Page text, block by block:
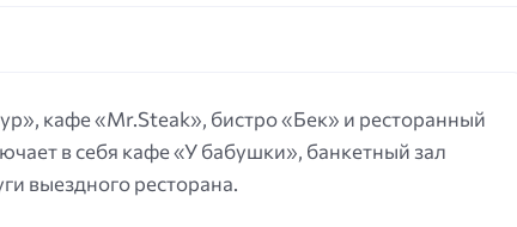
кафе «Mr.Steak», бистро «Бек» и ресторанный
в себя кафе «У бабушки», банкетный зал
выездного ресторана.